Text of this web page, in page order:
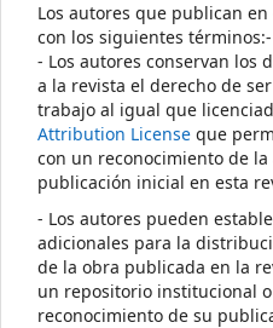
Los autores que publican
con los siguientes términos:-
- Los autores conservan los
a la revista el derecho de
trabajo al igual que
Attribution License que
con un reconocimiento de
publicación inicial en esta
- Los autores pueden
adicionales para la
de la obra publicada en la
un repositorio institucional
reconocimiento de su